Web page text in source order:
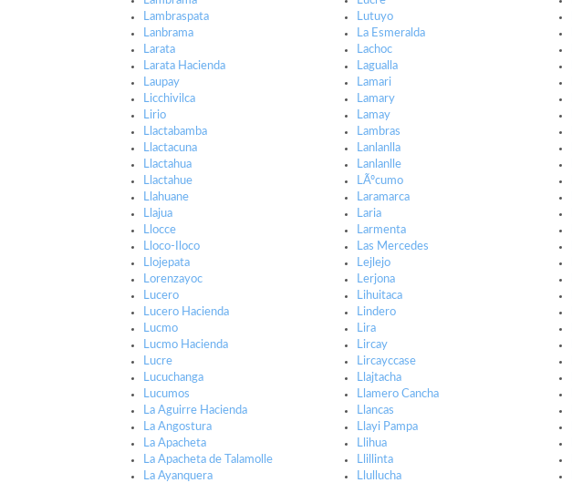
Lambraspata
Lanbrama
Larata
Larata Hacienda
Laupay
Licchivilca
Lirio
Llactabamba
Llactacuna
Llactahua
Llactahue
Llahuane
Llajua
Llocce
Lloco-Iloco
Llojepata
Lorenzayoc
Lucero
Lucero Hacienda
Lucmo
Lucmo Hacienda
Lucre
Lucuchanga
Lucumos
La Aguirre Hacienda
La Angostura
La Apacheta
La Apacheta de Talamolle
La Ayanquera
Lutuyo
La Esmeralda
Lachoc
Lagualla
Lamari
Lamary
Lamay
Lambras
Lanlanlla
Lanlanlle
LÃºcumo
Laramarca
Laria
Larmenta
Las Mercedes
Lejlejo
Lerjona
Lihuitaca
Lindero
Lira
Lircay
Lircayccase
Llajtacha
Llamero Cancha
Llancas
Llayi Pampa
Llihua
Llillinta
Llullucha